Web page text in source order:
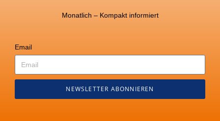
Monatlich – Kompakt informiert
Email
NEWSLETTER ABONNIEREN